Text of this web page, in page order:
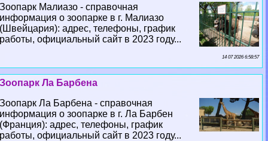
Зоопарк Малиазо - справочная
информация о зоопарке в г. Малиазо
(Швейцария): адрес, телефоны, график
работы, официальный сайт в 2023 году...
14 07 2026 6:58:57
Зоопарк Ла Барбена
Зоопарк Ла Барбена - справочная
информация о зоопарке в г. Ла Барбен
(Франция): адрес, телефоны, график
работы, официальный сайт в 2023 году...